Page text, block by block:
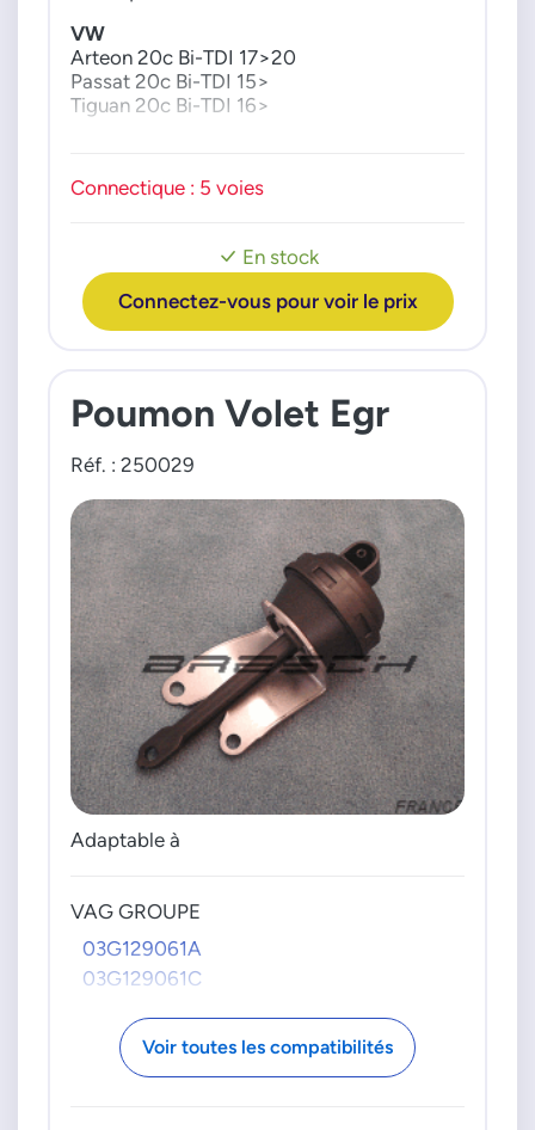
En stock
Connectez-vous pour voir le prix
VW
Arteon 20c Bi-TDI 17>20
Passat 20c Bi-TDI 15>
Tiguan 20c Bi-TDI 16>
Connectique : 5 voies
Poumon Volet Egr
Réf. : 250029
Adaptable à
VAG GROUPE
03G129061A
03G129061C
Voir toutes les compatibilités